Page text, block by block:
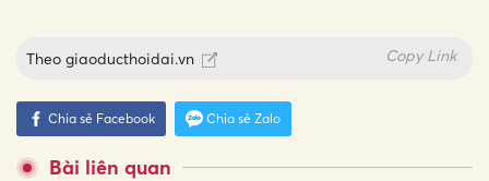
Theo giaoducthoidai.vn Copy Link
Chia sẻ Facebook Chia sẻ Zalo
Bài liên quan